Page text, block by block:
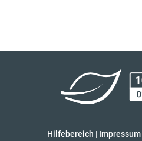
Hilfebereich | Impressum